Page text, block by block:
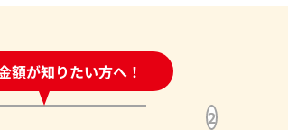
額が知りたい方へ！
中!問い合わせフォーム
2